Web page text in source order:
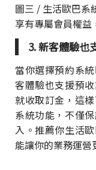
圖三 / 生活歐巴系
享有專屬會員權益
3. 新客體驗也
當你選擇預約系
客體驗也支援預
就收取訂金，這
系統功能，不僅
入。推薦你生活
能讓你的業務運營